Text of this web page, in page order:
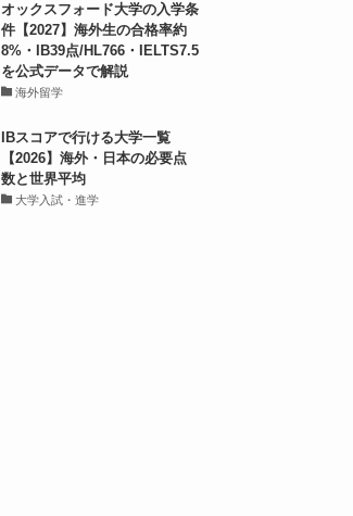
オックスフォード大学の入学条
件【2027】海外生の合格率約
8%・IB39点/HL766・IELTS7.5
を公式データで解説
海外留学
IBスコアで行ける大学一覧
【2026】海外・日本の必要点
数と世界平均
大学入試・進学